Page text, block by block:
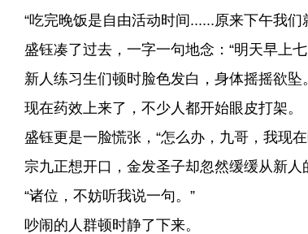
“吃完晚饭是自由活动时间......原来下午我们
盛钰凑了过去，一字一句地念：“明天早上
新人练习生们顿时脸色发白，身体摇摇欲坠。
现在药效上来了，不少人都开始眼皮打架。
盛钰更是一脸慌张，“怎么办，九哥，我现
宗九正想开口，金发圣子却忽然缓缓从新人
“诸位，不妨听我说一句。”
吵闹的人群顿时静了下来。